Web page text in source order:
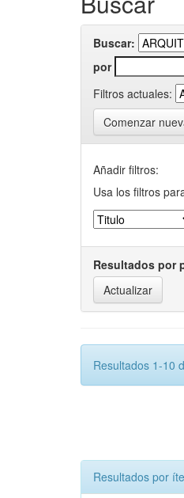
Buscar:
por
Filtros actuales:
Comenzar
Añadir filtros:
Usa los filtros
Resultados por
Resultados 1-10
Resultados por